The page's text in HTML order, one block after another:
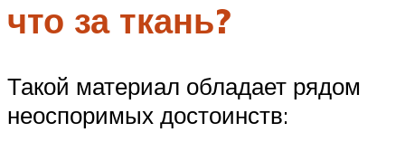
что за ткань?
Такой материал обладает рядом
неоспоримых достоинств: